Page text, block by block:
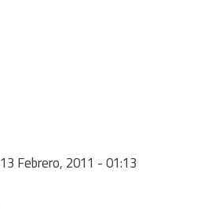
13 Febrero, 2011 - 01:13